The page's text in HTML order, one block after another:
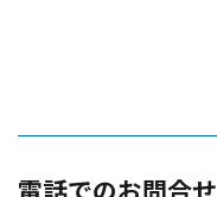
電話でのお問合せ